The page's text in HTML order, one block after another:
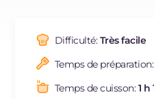
ES
BR
NL
Difficulté:Très facile
Temps de préparation:
Temps de cuisson:1 h